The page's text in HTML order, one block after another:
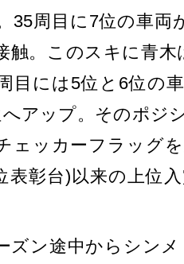
35周目に7位の車両
触。このスキに青
目には5位と6位の
アップ。そのポジ
ェッカーフラッグ
表彰台)以来の上位
ズン途中からシンメ